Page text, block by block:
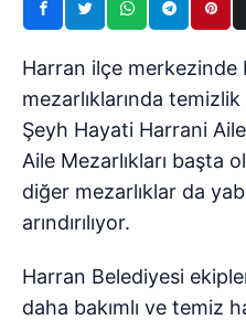
Harran ilçe merkezinde
mezarlıklarında temizlik
Şeyh Hayati Harrani
Aile Mezarlıkları başta
diğer mezarlıklar da
arındırılıyor.
Harran Belediyesi
daha bakımlı ve temiz